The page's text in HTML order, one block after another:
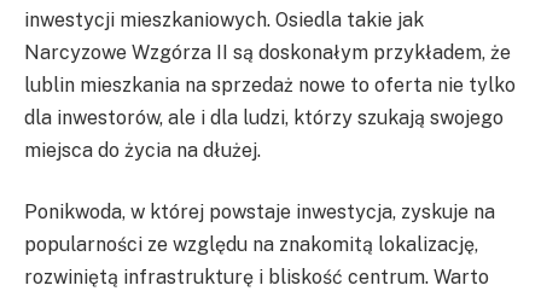
inwestycji mieszkaniowych. Osiedla takie jak
Narcyzowe Wzgórza II są doskonałym przykładem, że
lublin mieszkania na sprzedaż nowe to oferta nie tylko
dla inwestorów, ale i dla ludzi, którzy szukają swojego
miejsca do życia na dłużej.
Ponikwoda, w której powstaje inwestycja, zyskuje na
popularności ze względu na znakomitą lokalizację,
rozwiniętą infrastrukturę i bliskość centrum. Warto